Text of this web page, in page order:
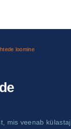
loomine
mis veenab